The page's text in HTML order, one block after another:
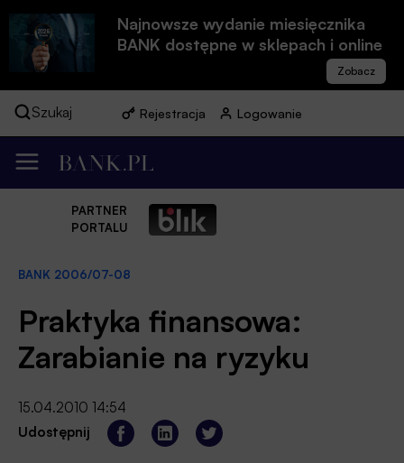
Najnowsze wydanie miesięcznika
BANK dostępne w sklepach i online
Szukaj Rejestracja Logowanie
PARTNER
PORTALU
BANK 2006/07-08
Praktyka finansowa:
Zarabianie na ryzyku
15.04.2010 14:54
Udostępnij